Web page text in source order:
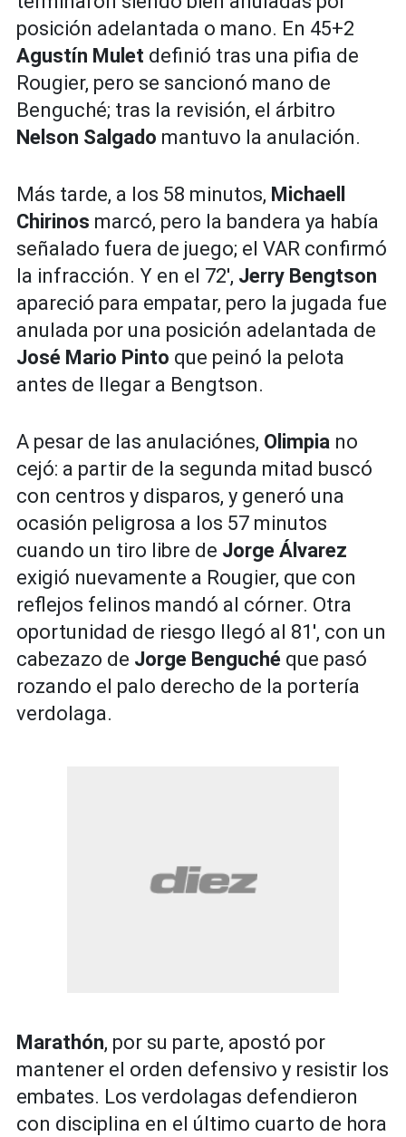
posición adelantada o mano. En 45+2
Agustín Mulet definió tras una pifia de
Rougier, pero se sancionó mano de
Benguché; tras la revisión, el árbitro
Nelson Salgado mantuvo la anulación.
Más tarde, a los 58 minutos, Michaell
Chirinos marcó, pero la bandera ya había
señalado fuera de juego; el VAR confirmó
la infracción. Y en el 72', Jerry Bengtson
apareció para empatar, pero la jugada fue
anulada por una posición adelantada de
José Mario Pinto que peinó la pelota
antes de llegar a Bengtson.
A pesar de las anulaciónes, Olimpia no
cejó: a partir de la segunda mitad buscó
con centros y disparos, y generó una
ocasión peligrosa a los 57 minutos
cuando un tiro libre de Jorge Álvarez
exigió nuevamente a Rougier, que con
reflejos felinos mandó al córner. Otra
oportunidad de riesgo llegó al 81', con un
cabezazo de Jorge Benguché que pasó
rozando el palo derecho de la portería
verdolaga.
Marathón, por su parte, apostó por
mantener el orden defensivo y resistir los
embates. Los verdolagas defendieron
con disciplina en el último cuarto de hora